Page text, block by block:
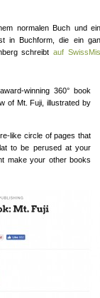
normalen Buch und
in Buchform, die ein
schreibtauf
winning 360° book
of Mt. Fuji, illustrated by
like circle of pages that
to be perused at your
make your other books